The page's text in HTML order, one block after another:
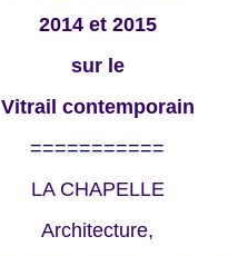
2014 et 2015
sur le
Vitrail contemporain
===========
LA CHAPELLE
Architecture,